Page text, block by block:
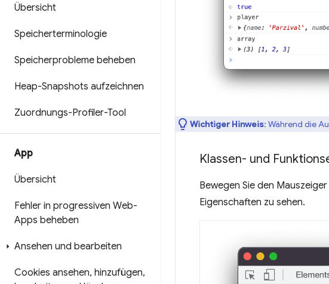
Übersicht
Speicherterminologie
Speicherprobleme beheben
Heap-Snapshots aufzeichnen
Zuordnungs-Profiler-Tool
App
Übersicht
Fehler in progressiven Web-
Apps beheben
Ansehen und bearbeiten
Cookies ansehen, hinzufügen,
Wichtiger Hinweis: Während die
Klassen- und
Bewegen Sie den
Eigenschaften zu sehen.